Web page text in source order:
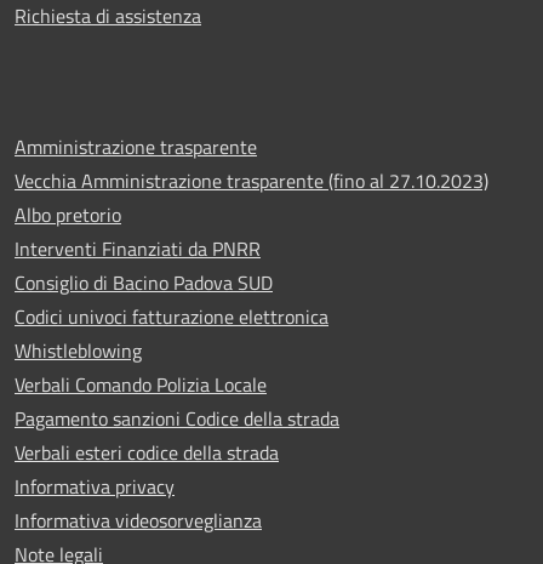
Richiesta di assistenza
Amministrazione trasparente
Vecchia Amministrazione trasparente (fino al 27.10.2023)
Albo pretorio
Interventi Finanziati da PNRR
Consiglio di Bacino Padova SUD
Codici univoci fatturazione elettronica
Whistleblowing
Verbali Comando Polizia Locale
Pagamento sanzioni Codice della strada
Verbali esteri codice della strada
Informativa privacy
Informativa videosorveglianza
Note legali